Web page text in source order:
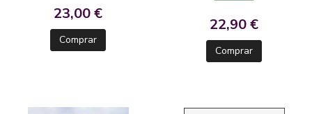
23,00 €
Comprar
22,90 €
Comprar